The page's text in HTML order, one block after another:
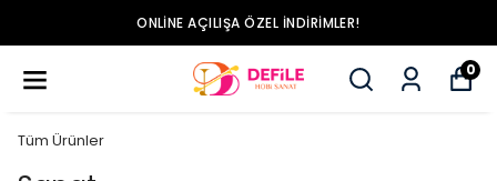
ONLINE AÇILIŞA ÖZEL İNDIRIMLER!
0
Tüm Ürünler